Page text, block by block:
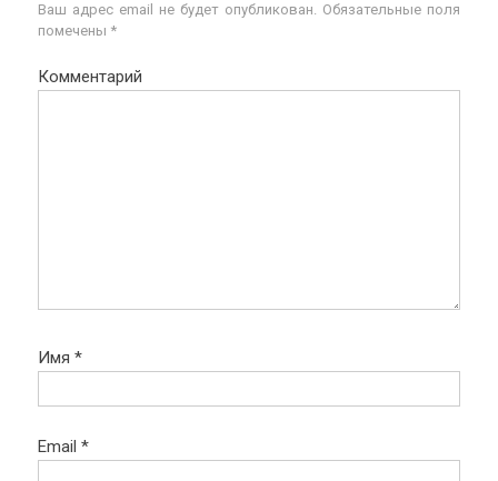
Ваш адрес email не будет опубликован. Обязательные поля
помечены *
Комментарий
Имя *
Email *